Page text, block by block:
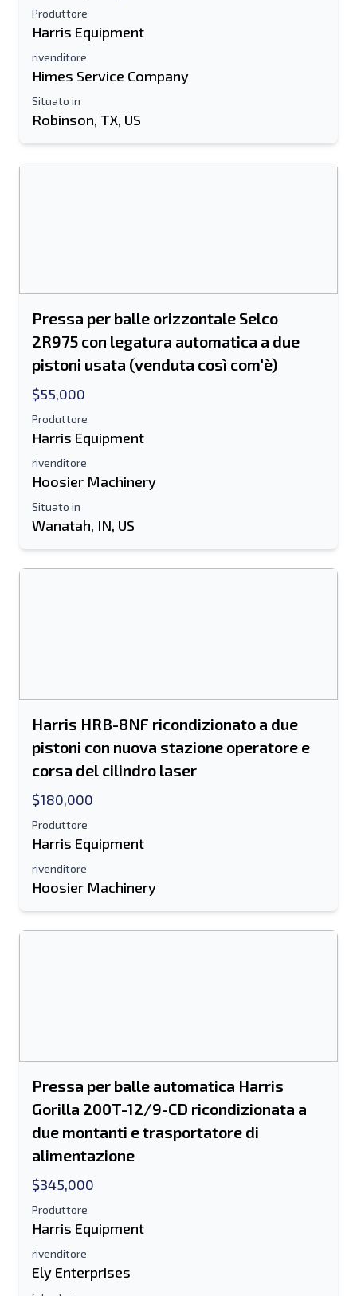
Produttore
Harris Equipment
rivenditore
Himes Service Company
Situato in
Robinson, TX, US
Pressa per balle orizzontale Selco
2R975 con legatura automatica a due
pistoni usata (venduta così com'è)
$55,000
Produttore
Harris Equipment
rivenditore
Hoosier Machinery
Situato in
Wanatah, IN, US
Harris HRB-8NF ricondizionato a due
pistoni con nuova stazione operatore e
corsa del cilindro laser
$180,000
Produttore
Harris Equipment
rivenditore
Hoosier Machinery
Pressa per balle automatica Harris
Gorilla 200T-12/9-CD ricondizionata a
due montanti e trasportatore di
alimentazione
$345,000
Produttore
Harris Equipment
rivenditore
Ely Enterprises